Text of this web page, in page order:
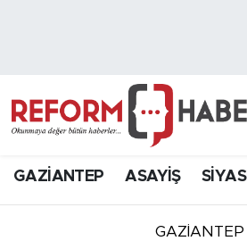
GAZİANTEP ASAYİŞ
GAZIANTEP
Hava Durumu
Süper Lig Puan Durumu